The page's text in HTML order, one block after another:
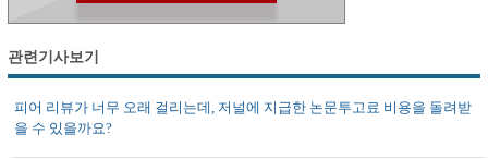
관련기사보기
피어 리뷰가 너무 오래 걸리는데, 저널에 지급한 논문투고료 비용을 돌려받
을 수 있을까요?